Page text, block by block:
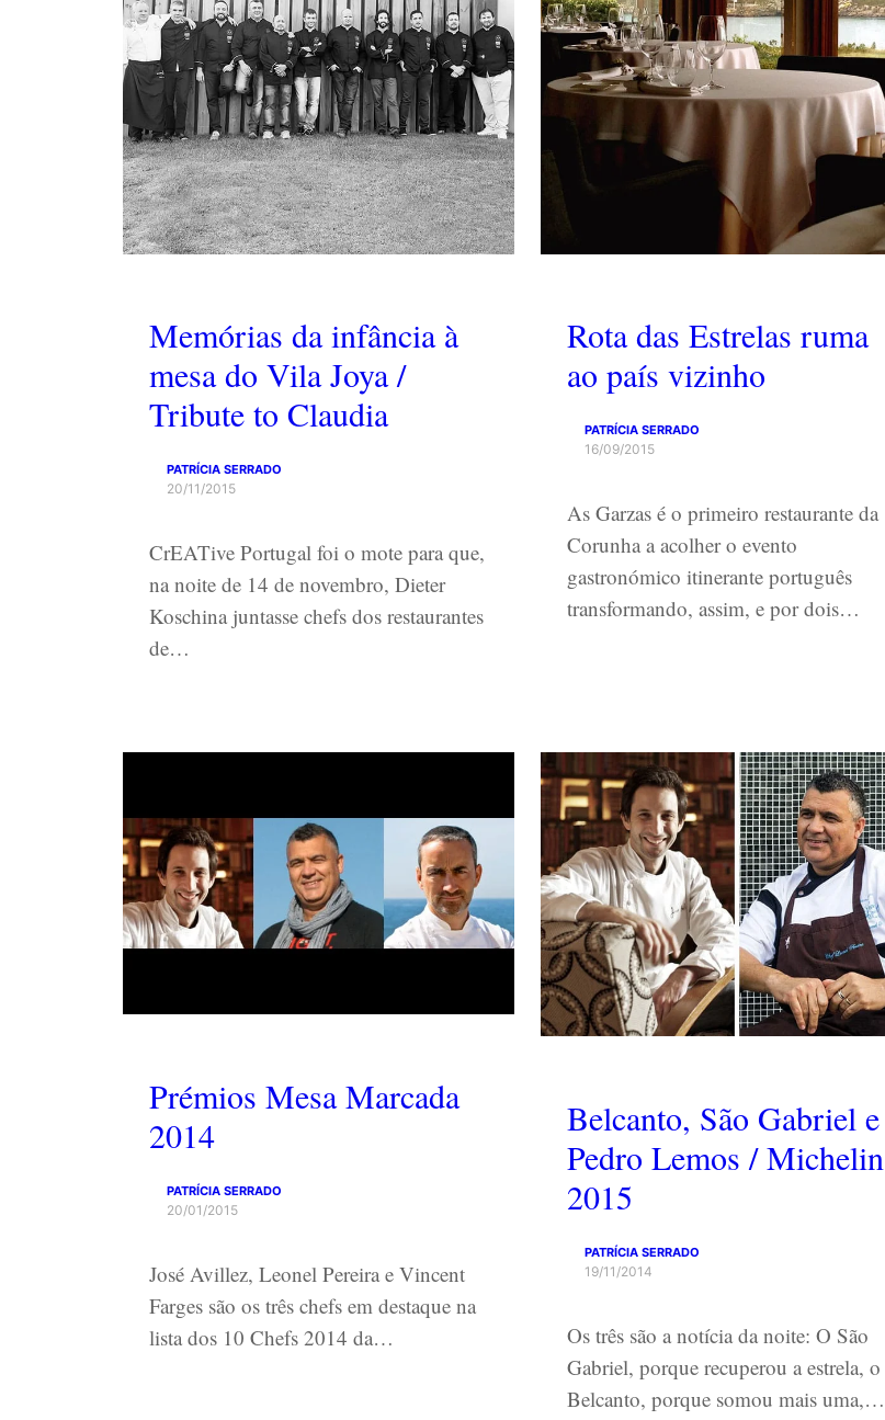
Memórias da infância à
mesa do Vila Joya /
Tribute to Claudia
PATRÍCIA SERRADO
20/11/2015
CrEATive Portugal foi o mote para que,
na noite de 14 de novembro, Dieter
Koschina juntasse chefs dos restaurantes
de…
Rota das Estrelas ruma
ao país vizinho
PATRÍCIA SERRADO
16/09/2015
As Garzas é o primeiro restaurante da
Corunha a acolher o evento
gastronómico itinerante português
transformando, assim, e por dois…
Prémios Mesa Marcada
2014
PATRÍCIA SERRADO
20/01/2015
José Avillez, Leonel Pereira e Vincent
Farges são os três chefs em destaque na
lista dos 10 Chefs 2014 da…
Belcanto, São Gabriel e
Pedro Lemos / Michelin
2015
PATRÍCIA SERRADO
19/11/2014
Os três são a notícia da noite: O São
Gabriel, porque recuperou a estrela, o
Belcanto, porque somou mais uma,…